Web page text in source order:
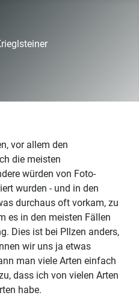
vor allem den
die meisten
würden von Foto-
wurden - und in den
durchaus oft vorkam, zu
es in den meisten Fällen
Dies ist bei PIlzen anders,
wir uns ja etwas
man viele Arten einfach
dass ich von vielen Arten
habe.